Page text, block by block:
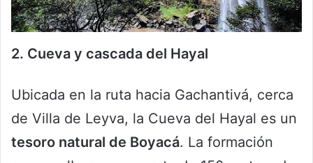
2. Cueva y cascada del Hayal
Ubicada en la ruta hacia Gachantivá, cerca
de Villa de Leyva, la Cueva del Hayal es un
tesoro natural de Boyacá. La formación